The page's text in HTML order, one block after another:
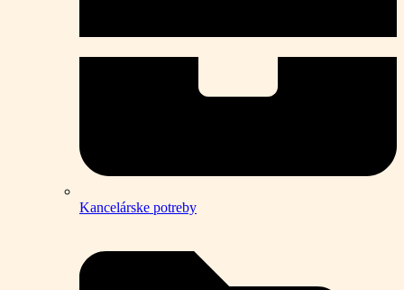
Kancelárske potreby